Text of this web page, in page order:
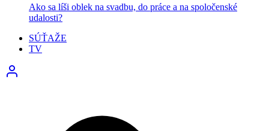
Ako sa líši oblek na svadbu, do práce a na spoločenské
udalosti?
SÚŤAŽE
TV